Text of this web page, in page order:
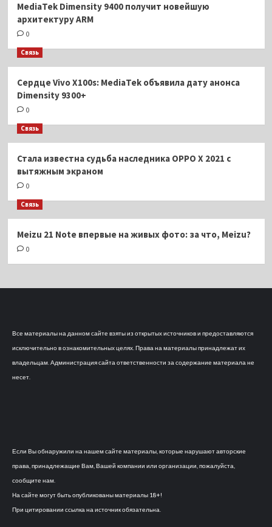
MediaTek Dimensity 9400 получит новейшую
архитектуру ARM
0
Связь
Сердце Vivo X100s: MediaTek объявила дату анонса
Dimensity 9300+
0
Связь
Стала известна судьба наследника OPPO X 2021 с
вытяжным экраном
0
Связь
Meizu 21 Note впервые на живых фото: за что, Meizu?
0
Все материалы на данном сайте взяты из открытых источников и предоставляются
исключительно в ознакомительных целях. Права на материалы принадлежат их
владельцам. Администрация сайта ответственности за содержание материала не
несет.
Если Вы обнаружили на нашем сайте материалы, которые нарушают авторские
права, принадлежащие Вам, Вашей компании или организации, пожалуйста,
сообщите нам.
На сайте могут быть опубликованы материалы 18+!
При цитировании ссылка на источник обязательна.